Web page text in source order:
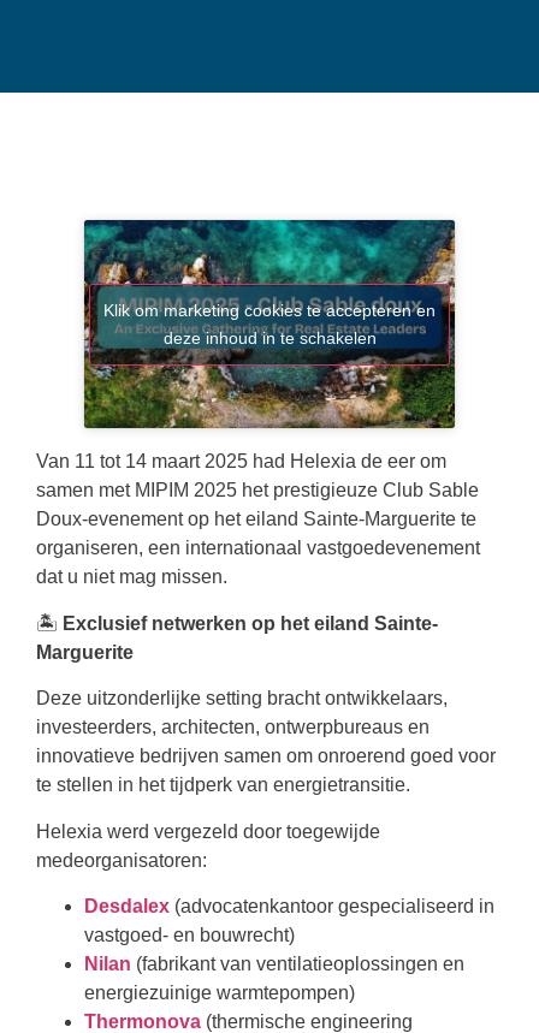
Klik om marketing cookies te accepteren en
deze inhoud in te schakelen
Van 11 tot 14 maart 2025 had Helexia de eer om
samen met MIPIM 2025 het prestigieuze Club Sable
Doux-evenement op het eiland Sainte-Marguerite te
organiseren, een internationaal vastgoedevenement
dat u niet mag missen.
🏝️ Exclusief netwerken op het eiland Sainte-
Marguerite
Deze uitzonderlijke setting bracht ontwikkelaars,
investeerders, architecten, ontwerpbureaus en
innovatieve bedrijven samen om onroerend goed voor
te stellen in het tijdperk van energietransitie.
Helexia werd vergezeld door toegewijde
medeorganisatoren:
Desdalex (advocatenkantoor gespecialiseerd in
vastgoed- en bouwrecht)
Nilan (fabrikant van ventilatieoplossingen en
energiezuinige warmtepompen)
Thermonova (thermische engineering